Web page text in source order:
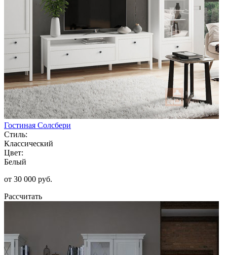
Гостиная Солсбери
Стиль:
Классический
Цвет:
Белый
от 30 000 руб.
Рассчитать